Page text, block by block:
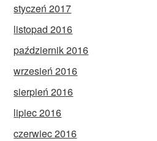
styczeń 2017
listopad 2016
październik 2016
wrzesień 2016
sierpień 2016
lipiec 2016
czerwiec 2016